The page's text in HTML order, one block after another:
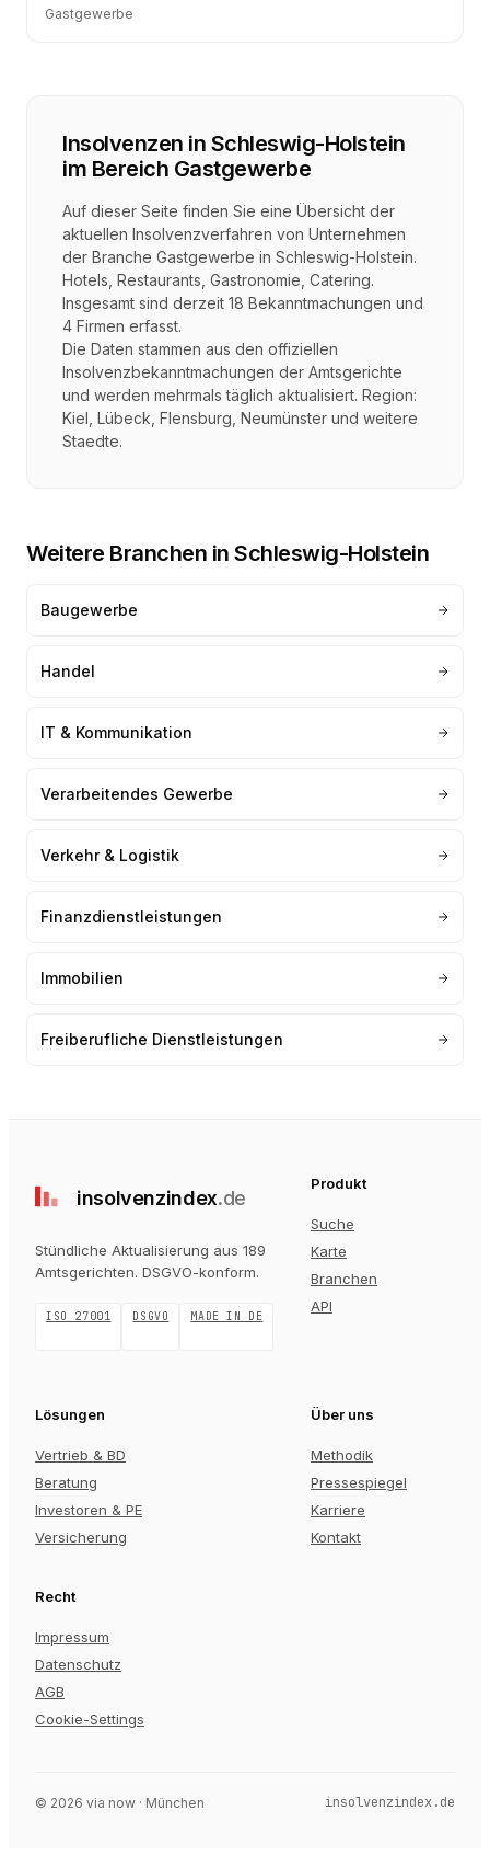
Gastgewerbe
Insolvenzen in Schleswig-Holstein
im Bereich Gastgewerbe
Auf dieser Seite finden Sie eine Übersicht der
aktuellen Insolvenzverfahren von Unternehmen
der Branche Gastgewerbe in Schleswig-Holstein.
Hotels, Restaurants, Gastronomie, Catering.
Insgesamt sind derzeit 18 Bekanntmachungen und
4 Firmen erfasst.
Die Daten stammen aus den offiziellen
Insolvenzbekanntmachungen der Amtsgerichte
und werden mehrmals täglich aktualisiert. Region:
Kiel, Lübeck, Flensburg, Neumünster und weitere
Staedte.
Weitere Branchen in Schleswig-Holstein
Baugewerbe
Handel
IT & Kommunikation
Verarbeitendes Gewerbe
Verkehr & Logistik
Finanzdienstleistungen
Immobilien
Freiberufliche Dienstleistungen
insolvenzindex.de
Stündliche Aktualisierung aus 189
Amtsgerichten. DSGVO-konform.
ISO 27001 DSGVO MADE IN DE
Produkt
Suche
Karte
Branchen
API
Lösungen
Vertrieb & BD
Beratung
Investoren & PE
Versicherung
Über uns
Methodik
Pressespiegel
Karriere
Kontakt
Recht
Impressum
Datenschutz
AGB
Cookie-Settings
© 2026 via now · München insolvenzindex.de